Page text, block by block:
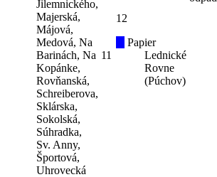
Jilemnického,
Majerská,
Májová,
Medová, Na
Barinách, Na
Kopánke,
Rovňanská,
Schreiberova,
Sklárska,
Sokolská,
Súhradka,
Sv. Anny,
Športová,
Uhrovecká
11
12
Papier
Lednické
Rovne
(Púchov)